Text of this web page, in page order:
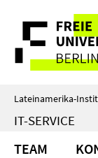
direkt
Inhalt
Service-
Navigation
Lateinamerika-
IT-SERVICE
TEAM